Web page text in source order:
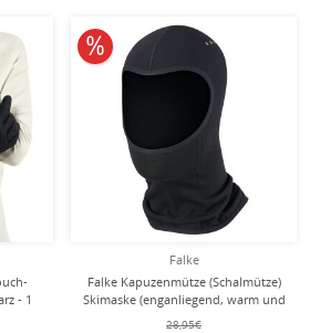
- 1
Falke
Falke Kapuzenmütze (Schalmütze)
Skimaske (enganliegend, warm und
elastisch) schwarz - 1 Stück
28,95€
10% reduziert